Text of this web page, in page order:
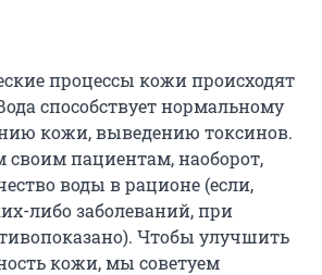
процессы кожи происходят
способствует нормальному
кожи, выведению токсинов.
пациентам, наоборот,
воды в рационе (если,
либо заболеваний, при
Чтобы улучшить
кожи, мы советуем